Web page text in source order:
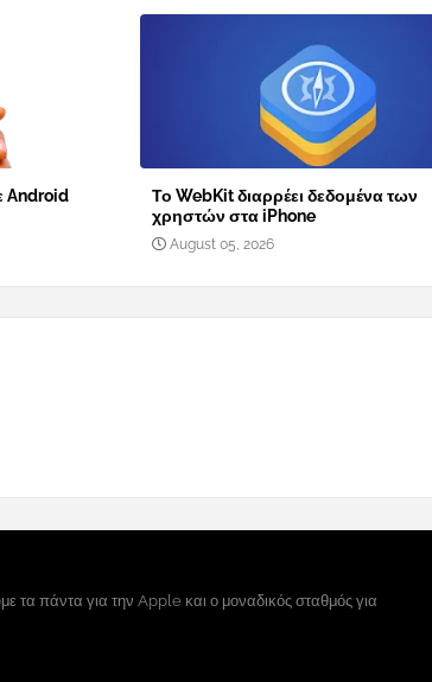
Android
Το WebKit διαρρέει δεδομένα των
χρηστών στα iPhone
August 05, 2026
τα πάντα για την Apple και ο μοναδικός σταθμός για